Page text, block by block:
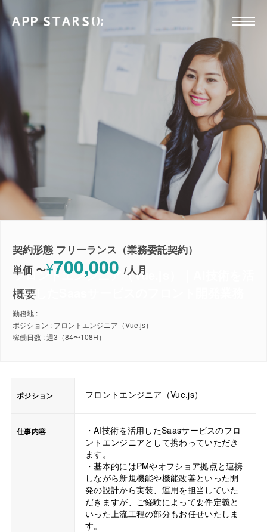
フロントエンジニア（Vue.js）｜AI技術を活
用したSaasサービスのフロント開発業務
契約形態 フリーランス（業務委託契約）
単価 〜¥700,000 /人月
概要
勤務地 : -
ポジション : フロントエンジニア（Vue.js）
稼働日数 : 週3（84〜108H）
ポジション フロントエンジニア（Vue.js）
仕事内容
・AI技術を活用したSaasサービスのフロ
ントエンジニアとして携わっていただき
ます。
・基本的にはPMやオフショア拠点と連携
しながら新規機能や機能改善といった開
発の設計から実装、運用を担当していた
だきますが、ご経験によって要件定義と
いった上流工程の部分もお任せいたしま
す。